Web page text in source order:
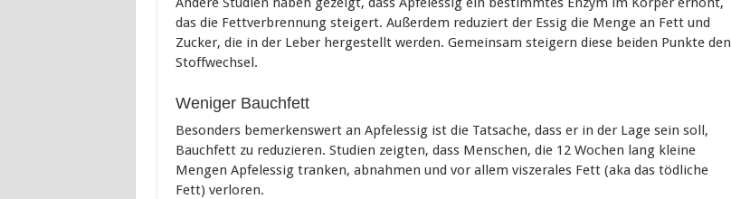
das die Fettverbrennung steigert. Außerdem reduziert der Essig die Menge an Fett und
Zucker, die in der Leber hergestellt werden. Gemeinsam steigern diese beiden Punkte den
Stoffwechsel.
Weniger Bauchfett
Besonders bemerkenswert an Apfelessig ist die Tatsache, dass er in der Lage sein soll,
Bauchfett zu reduzieren. Studien zeigten, dass Menschen, die 12 Wochen lang kleine
Mengen Apfelessig tranken, abnahmen und vor allem viszerales Fett (aka das tödliche
Fett) verloren.